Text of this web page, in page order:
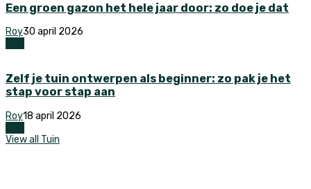
Een groen gazon het hele jaar door: zo doe je dat
Roy30 april 2026
Zelf je tuin ontwerpen als beginner: zo pak je het
stap voor stap aan
Roy18 april 2026
View all Tuin